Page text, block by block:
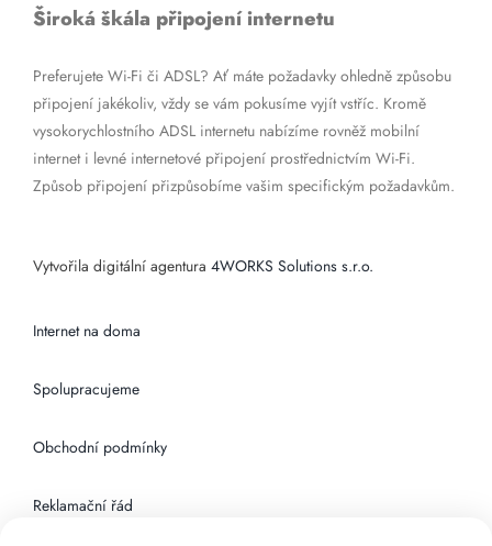
Široká škála připojení internetu
Preferujete Wi-Fi či ADSL? Ať máte požadavky ohledně způsobu
připojení jakékoliv, vždy se vám pokusíme vyjít vstříc. Kromě
vysokorychlostního ADSL internetu nabízíme rovněž mobilní
internet i levné internetové připojení prostřednictvím Wi-Fi.
Způsob připojení přizpůsobíme vašim specifickým požadavkům.
Vytvořila digitální agentura 4WORKS Solutions s.r.o.
Internet na doma
Spolupracujeme
Obchodní podmínky
Reklamační řád